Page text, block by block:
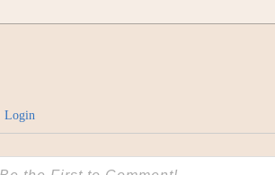
Login